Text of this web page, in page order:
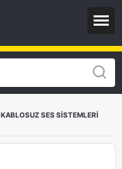
KABLOSUZ SES SİSTEMLERİ